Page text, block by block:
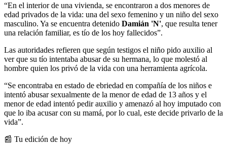
“En el interior de una vivienda, se encontraron a dos menores de
edad privados de la vida: una del sexo femenino y un niño del sexo
masculino. Ya se encuentra detenido Damián 'N', que resulta tener
una relación familiar, es tío de los hoy fallecidos”.
Las autoridades refieren que según testigos el niño pido auxilio al
ver que su tío intentaba abusar de su hermana, lo que molestó al
hombre quien los privó de la vida con una herramienta agrícola.
“Se encontraba en estado de ebriedad en compañía de los niños e
intentó abusar sexualmente de la menor de edad de 13 años y el
menor de edad intentó pedir auxilio y amenazó al hoy imputado con
que lo iba acusar con su mamá, por lo cual, este decide privarlo de la
vida”.
📰 Tu edición de hoy